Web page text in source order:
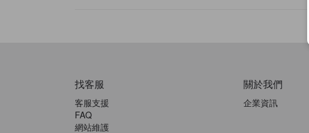
找客服
客服支援
FAQ
網站維護
關於我們
企業資訊